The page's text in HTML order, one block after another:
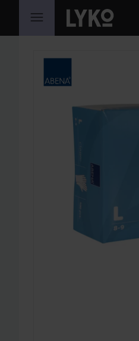
HOPPA TILL INNEHÅLLET